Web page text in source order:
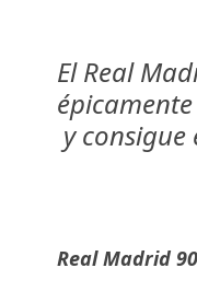
El Real
Real Madrid